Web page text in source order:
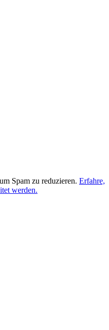
Spam zu reduzieren. Erfahre,
werden.